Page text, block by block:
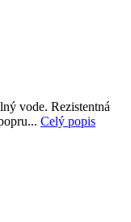
vode. Rezistentná
Celý popis